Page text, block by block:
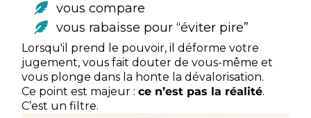
vous compare
vous rabaisse pour “éviter pire”
Lorsqu'il prend le pouvoir, il déforme votre
jugement, vous fait douter de vous-même et
vous plonge dans la honte la dévalorisation.
Ce point est majeur : ce n’est pas la réalité.
C’est un filtre.